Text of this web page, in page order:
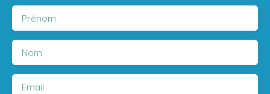
Prénom
Nom
Email